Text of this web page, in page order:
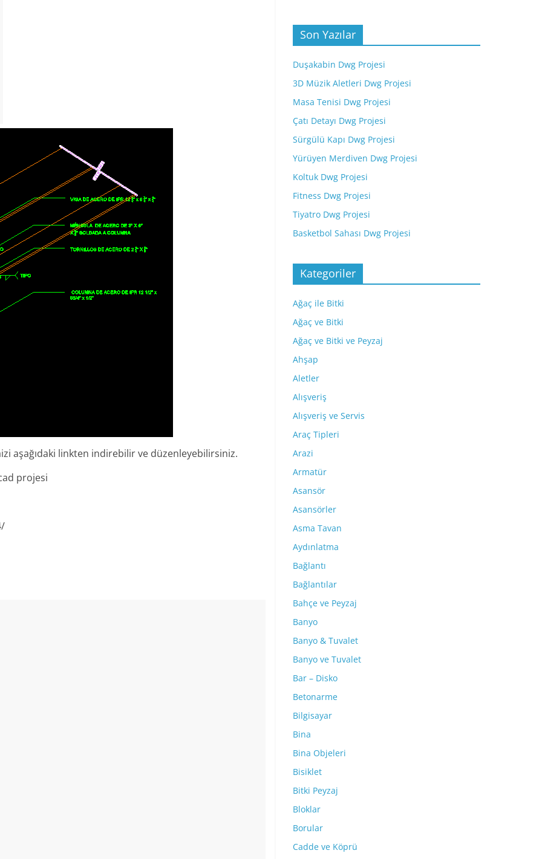
aşağıdaki linkten indirebilir ve düzenleyebilirsiniz.
projesi
Son Yazılar
Duşakabin Dwg Projesi
3D Müzik Aletleri Dwg Projesi
Masa Tenisi Dwg Projesi
Çatı Detayı Dwg Projesi
Sürgülü Kapı Dwg Projesi
Yürüyen Merdiven Dwg Projesi
Koltuk Dwg Projesi
Fitness Dwg Projesi
Tiyatro Dwg Projesi
Basketbol Sahası Dwg Projesi
Kategoriler
Ağaç ile Bitki
Ağaç ve Bitki
Ağaç ve Bitki ve Peyzaj
Ahşap
Aletler
Alışveriş
Alışveriş ve Servis
Araç Tipleri
Arazi
Armatür
Asansör
Asansörler
Asma Tavan
Aydınlatma
Bağlantı
Bağlantılar
Bahçe ve Peyzaj
Banyo
Banyo & Tuvalet
Banyo ve Tuvalet
Bar – Disko
Betonarme
Bilgisayar
Bina
Bina Objeleri
Bisiklet
Bitki Peyzaj
Bloklar
Borular
Cadde ve Köprü